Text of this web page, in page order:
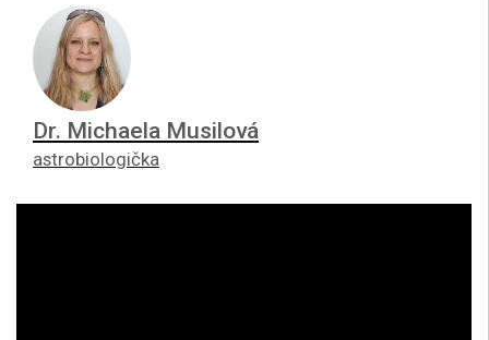
Dr. Michaela Musilová
astrobiologička